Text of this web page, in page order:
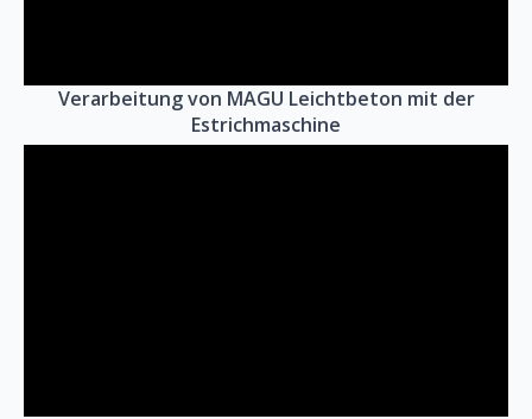
Verarbeitung von MAGU Leichtbeton mit der
Estrichmaschine